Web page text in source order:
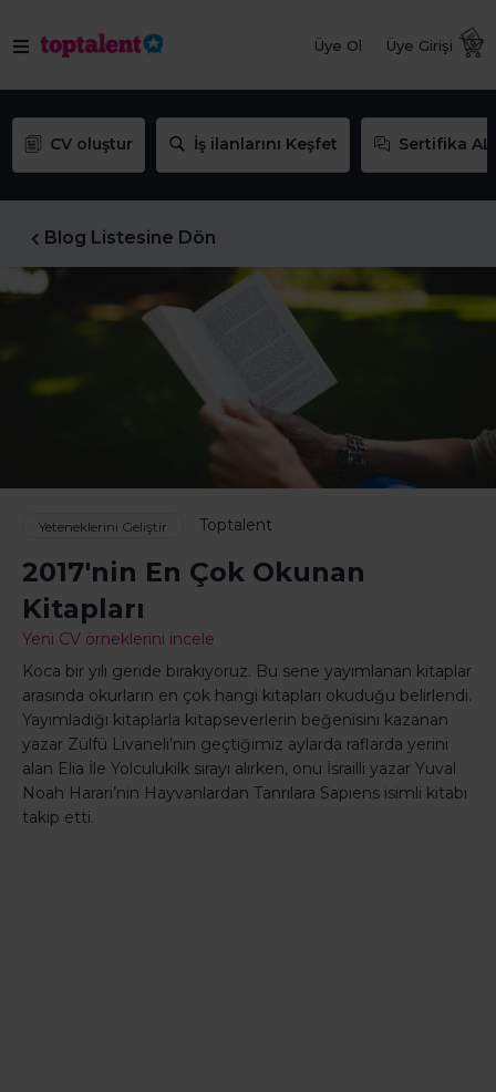
Üye Ol Üye Girişi
CV oluştur İş ilanlarını Keşfet Sertifika AL
Blog Listesine Dön
Yeteneklerini Geliştir Toptalent
2017'nin En Çok Okunan
Kitapları
Yeni CV örneklerini incele
Koca bir yılı geride bırakıyoruz. Bu sene yayımlanan kitaplar
arasında okurların en çok hangi kitapları okuduğu belirlendi.
Yayımladığı kitaplarla kitapseverlerin beğenisini kazanan
yazar Zülfü Livaneli'nin geçtiğimiz aylarda raflarda yerini
alan Elia İle Yolculukilk sırayı alırken, onu İsrailli yazar Yuval
Noah Harari’nin Hayvanlardan Tanrılara Sapıens isimli kitabı
takip etti.